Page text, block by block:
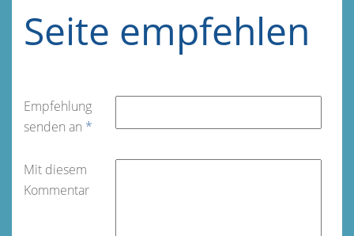
Seite empfehlen
Empfehlung
senden an *
Mit diesem
Kommentar